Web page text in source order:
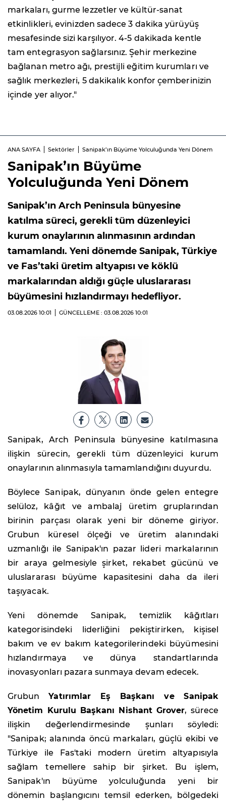
markaları, gurme lezzetler ve kültür-sanat
etkinlikleri, evinizden sadece 3 dakika yürüyüş
mesafesinde sizi karşılıyor. 4-5 dakikada kentle
tam entegrasyon sağlarsınız. Şehir merkezine
bağlanan metro ağı, prestijli eğitim kurumları ve
sağlık merkezleri, 5 dakikalık konfor çemberinizin
içinde yer alıyor."
ANA SAYFA Sektörler Sanipak’ın Büyüme Yolculuğunda Yeni Dönem
Sanipak’ın Büyüme
Yolculuğunda Yeni Dönem
Sanipak’ın Arch Peninsula bünyesine
katılma süreci, gerekli tüm düzenleyici
kurum onaylarının alınmasının ardından
tamamlandı. Yeni dönemde Sanipak, Türkiye
ve Fas’taki üretim altyapısı ve köklü
markalarından aldığı güçle uluslararası
büyümesini hızlandırmayı hedefliyor.
03.08.2026 10:01 GÜNCELLEME : 03.08.2026 10:01
Sanipak, Arch Peninsula bünyesine katılmasına
ilişkin sürecin, gerekli tüm düzenleyici kurum
onaylarının alınmasıyla tamamlandığını duyurdu.
Böylece Sanipak, dünyanın önde gelen entegre
selüloz, kâğıt ve ambalaj üretim gruplarından
birinin parçası olarak yeni bir döneme giriyor.
Grubun küresel ölçeği ve üretim alanındaki
uzmanlığı ile Sanipak'ın pazar lideri markalarının
bir araya gelmesiyle şirket, rekabet gücünü ve
uluslararası büyüme kapasitesini daha da ileri
taşıyacak.
Yeni dönemde Sanipak, temizlik kâğıtları
kategorisindeki liderliğini pekiştirirken, kişisel
bakım ve ev bakım kategorilerindeki büyümesini
hızlandırmaya ve dünya standartlarında
inovasyonları pazara sunmaya devam edecek.
GrubunYatırımlar Eş Başkanı ve Sanipak
Yönetim Kurulu Başkanı Nishant Grover, sürece
ilişkin değerlendirmesinde şunları söyledi:
"Sanipak; alanında öncü markaları, güçlü ekibi ve
Türkiye ile Fas'taki modern üretim altyapısıyla
sağlam temellere sahip bir şirket. Bu işlem,
Sanipak'ın büyüme yolculuğunda yeni bir
dönemin başlangıcını temsil ederken, bölgedeki